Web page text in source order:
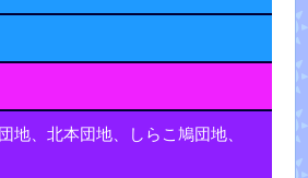
地、北本団地、しらこ鳩団地、